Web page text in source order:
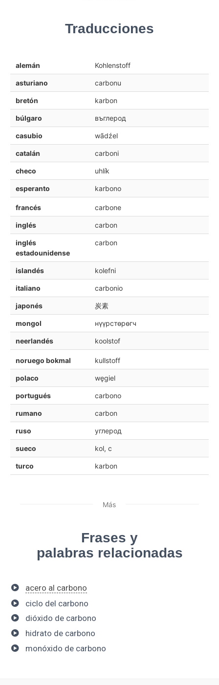
Traducciones
alemán Kohlenstoff
asturiano carbonu
bretón karbon
búlgaro въглерод
casubio wãdźel
catalán carboni
checo uhlík
esperanto karbono
francés carbone
inglés carbon
inglés
estadounidense
carbon
islandés kolefni
italiano carbonio
japonés 炭素
mongol нүүрстөрөгч
neerlandés koolstof
noruego bokmal kullstoff
polaco węgiel
portugués carbono
rumano carbon
ruso углерод
sueco kol, c
turco karbon
Más
Frases y
palabras relacionadas
acero al carbono
ciclo del carbono
dióxido de carbono
hidrato de carbono
monóxido de carbono